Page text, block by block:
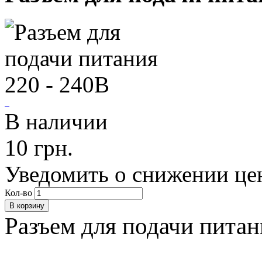
В наличии
10 грн.
Уведомить о снижении
Кол-во
Разъем для подачи